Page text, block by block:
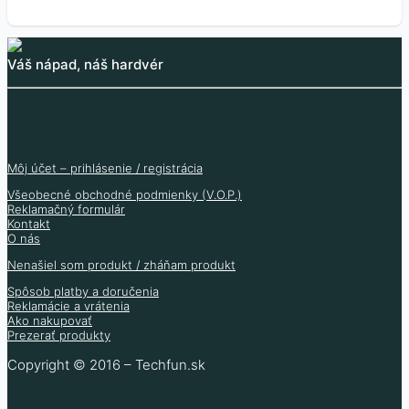
Váš nápad, náš hardvér
Môj účet – prihlásenie / registrácia
Všeobecné obchodné podmienky (V.O.P.)
Reklamačný formulár
Kontakt
O nás
Nenašiel som produkt / zháňam produkt
Spôsob platby a doručenia
Reklamácie a vrátenia
Ako nakupovať
Prezerať produkty
Copyright © 2016 – Techfun.sk